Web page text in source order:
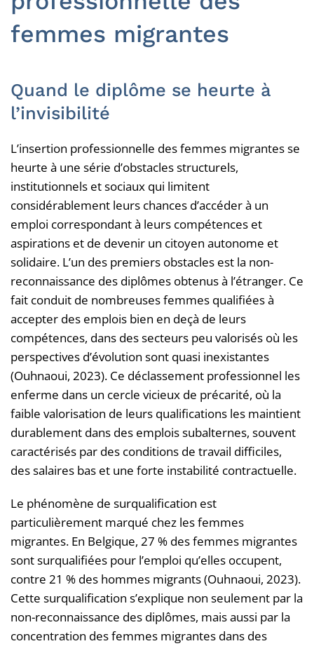
femmes migrantes
Quand le diplôme se heurte à
l’invisibilité
L’insertion professionnelle des femmes migrantes se
heurte à une série d’obstacles structurels,
institutionnels et sociaux qui limitent
considérablement leurs chances d’accéder à un
emploi correspondant à leurs compétences et
aspirations et de devenir un citoyen autonome et
solidaire. L’un des premiers obstacles est la non-
reconnaissance des diplômes obtenus à l’étranger. Ce
fait conduit de nombreuses femmes qualifiées à
accepter des emplois bien en deçà de leurs
compétences, dans des secteurs peu valorisés où les
perspectives d’évolution sont quasi inexistantes
(Ouhnaoui, 2023). Ce déclassement professionnel les
enferme dans un cercle vicieux de précarité, où la
faible valorisation de leurs qualifications les maintient
durablement dans des emplois subalternes, souvent
caractérisés par des conditions de travail difficiles,
des salaires bas et une forte instabilité contractuelle.
Le phénomène de surqualification est
particulièrement marqué chez les femmes
migrantes. En Belgique, 27 % des femmes migrantes
sont surqualifiées pour l’emploi qu’elles occupent,
contre 21 % des hommes migrants (Ouhnaoui, 2023).
Cette surqualification s’explique non seulement par la
non-reconnaissance des diplômes, mais aussi par la
concentration des femmes migrantes dans des